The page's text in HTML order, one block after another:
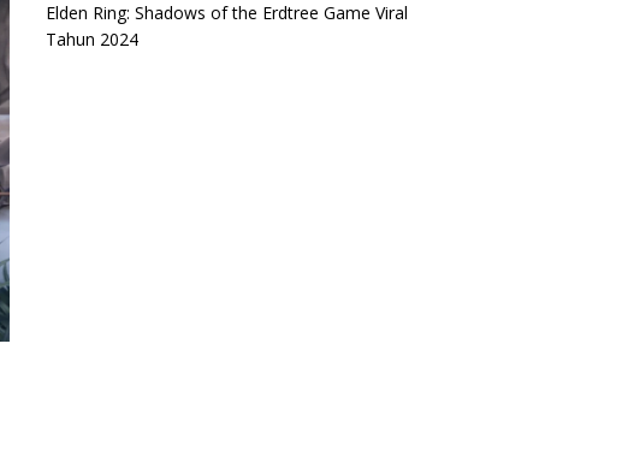
Elden Ring: Shadows of the Erdtree Game Viral
Tahun 2024